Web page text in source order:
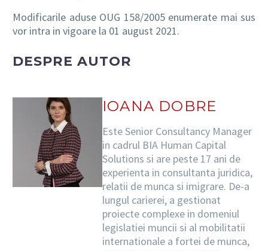
Modificarile aduse OUG 158/2005 enumerate mai sus
vor intra in vigoare la 01 august 2021.
DESPRE AUTOR
IOANA DOBRE
Este Senior Consultancy Manager
in cadrul BIA Human Capital
Solutions si are peste 17 ani de
experienta in consultanta juridica,
relatii de munca si imigrare. De-a
lungul carierei, a gestionat
proiecte complexe in domeniul
legislatiei muncii si al mobilitatii
internationale a fortei de munca,